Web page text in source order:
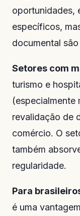
oportunidades,
específicos,
documental
Setores com
turismo e
(especialmente
revalidação de
comércio. O
também
regularidade.
Para
é uma